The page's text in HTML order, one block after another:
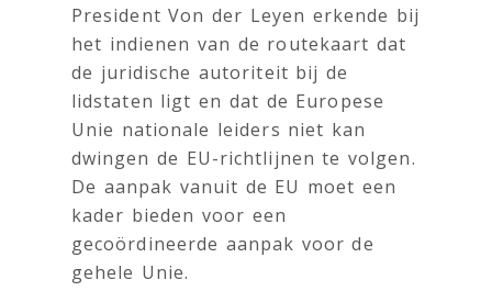
President Von der Leyen erkende bij
het indienen van de routekaart dat
de juridische autoriteit bij de
lidstaten ligt en dat de Europese
Unie nationale leiders niet kan
dwingen de EU-richtlijnen te volgen.
De aanpak vanuit de EU moet een
kader bieden voor een
gecoördineerde aanpak voor de
gehele Unie.